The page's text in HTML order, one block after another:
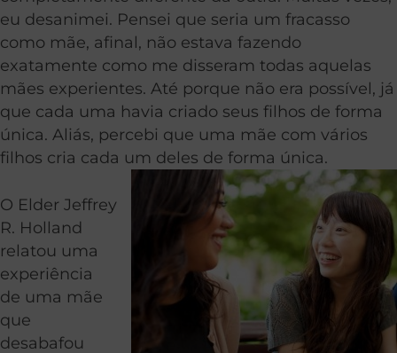
eu desanimei. Pensei que seria um fracasso
como mãe, afinal, não estava fazendo
exatamente como me disseram todas aquelas
mães experientes. Até porque não era possível, já
que cada uma havia criado seus filhos de forma
única. Aliás, percebi que uma mãe com vários
filhos cria cada um deles de forma única.
O Elder Jeffrey
R. Holland
relatou uma
experiência
de uma mãe
que
desabafou